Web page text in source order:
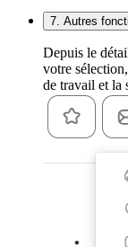
7. Autres
Depuis le
votre
de travail et la